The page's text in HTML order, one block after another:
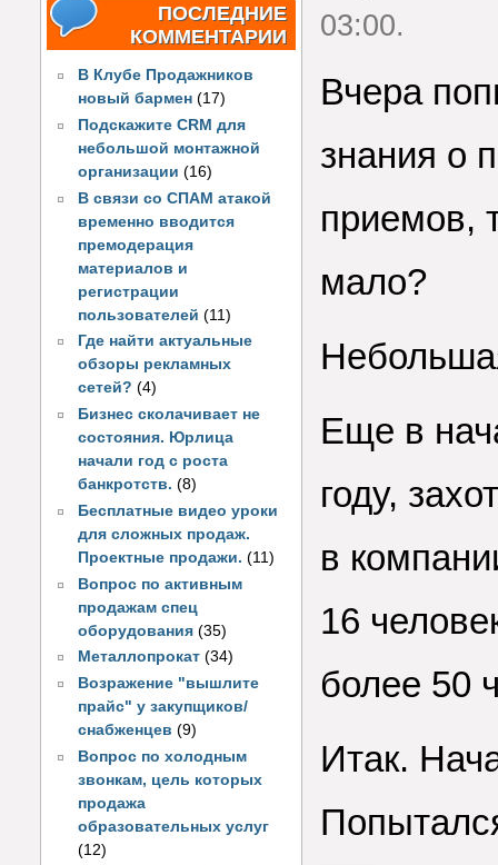
ПОСЛЕДНИЕ
КОММЕНТАРИИ
В Клубе Продажников
новый бармен (17)
Подскажите CRM для
небольшой монтажной
организации (16)
В связи со СПАМ атакой
временно вводится
премодерация
материалов и
регистрации
пользователей(11)
Где найти актуальные
обзоры рекламных
сетей? (4)
Бизнес сколачивает не
состояния. Юрлица
начали год с роста
банкротств. (8)
Бесплатные видео уроки
для сложных продаж.
Проектные продажи. (11)
Вопрос по активным
продажам спец
оборудования (35)
Металлопрокат (34)
Возражение "вышлите
прайс" у закупщиков/
снабженцев (9)
Вопрос по холодным
звонкам, цель которых
продажа
образовательных услуг
(12)
03:00.
Вчера
знания о
приемов,
мало?
Еще в
году,
в
16
более 50
Итак.